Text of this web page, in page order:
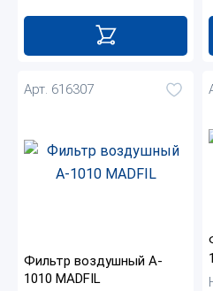
Арт. 616307
Фильтр воздушный A-
1010 MADFIL